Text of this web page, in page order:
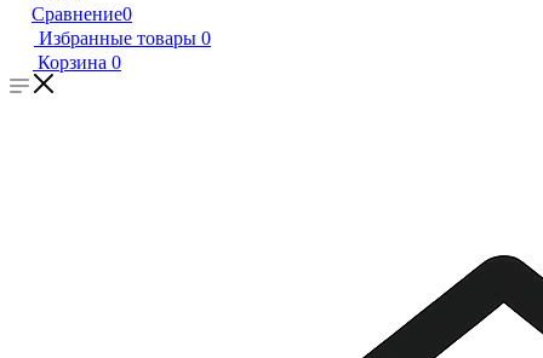
Сравнение0
Избранные товары 0
Корзина 0